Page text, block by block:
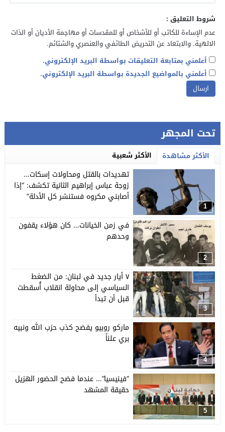
شروط التعليق :
عدم الإساءة للكاتب أو للأشخاص أو للمقدسات أو مهاجمة الأديان أو الذات
الالهية. والابتعاد عن التحريض الطائفي والعنصري والشتائم.
أعلمني بمتابعة التعليقات بواسطة البريد الإلكتروني.
أعلمني بالمواضيع الجديدة بواسطة البريد الإلكتروني.
تحت المجهر
الأكثر مشاهدة الأكثر شعبية
1
تهديدات بالقتل ومحاولات إسكات…
زوجة عباس إبراهيم الثانية تكشف: “إذا
أصابني مكروه فستنشر كل الأدلة”
2
في زمن الخيانات… كان هؤلاء يقفون
وحدهم
3
٧ أيار جديد في لبنان: من الضغط
السياسي إلى محاولة انقلاب أُسقطت
قبل أن تبدأ
4
ماركو روبيو يفضح كذب حزب الله ونبيه
بري علناً
5
“فينيسيا”… عندما فضح الحضور الهزيل
حقيقة المشهد